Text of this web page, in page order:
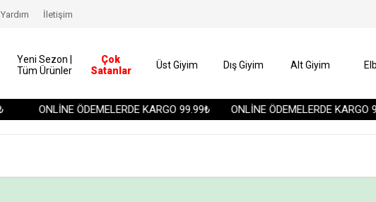
ONLİNE ÖDEMELERDE KARGO 99.99₺ ONLİNE ÖDEMELERDE KARGO
Yardım İletişim
Yeni Sezon |
Tüm Ürünler
Çok
Satanlar
Üst Giyim Dış Giyim Alt Giyim